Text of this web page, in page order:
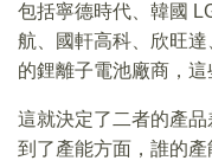
包括寧德時代、韓國
航、國軒高科、欣旺
的鋰離子電池廠商，這
這就決定了二者的產
到了產能方面，誰的